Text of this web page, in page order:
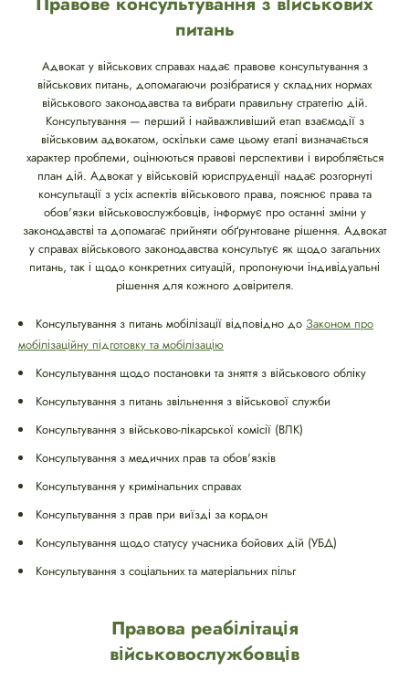
питань
Адвокат у військових справах надає правове консультування з
військових питань, допомагаючи розібратися у складних нормах
військового законодавства та вибрати правильну стратегію дій.
Консультування — перший і найважливіший етап взаємодії з
військовим адвокатом, оскільки саме цьому етапі визначається
характер проблеми, оцінюються правові перспективи і виробляється
план дій. Адвокат у військовій юриспруденції надає розгорнуті
консультації з усіх аспектів військового права, пояснює права та
обов'язки військовослужбовців, інформує про останні зміни у
законодавстві та допомагає прийняти обґрунтоване рішення. Адвокат
у справах військового законодавства консультує як щодо загальних
питань, так і щодо конкретних ситуацій, пропонуючи індивідуальні
рішення для кожного довірителя.
Консультування з питань мобілізації відповідно до Законом про
мобілізаційну підготовку та мобілізацію
Консультування щодо постановки та зняття з військового обліку
Консультування з питань звільнення з військової служби
Консультування з військово-лікарської комісії (ВЛК)
Консультування з медичних прав та обов'язків
Консультування у кримінальних справах
Консультування з прав при виїзді за кордон
Консультування щодо статусу учасника бойових дій (УБД)
Консультування з соціальних та матеріальних пільг
Правова реабілітація
військовослужбовців